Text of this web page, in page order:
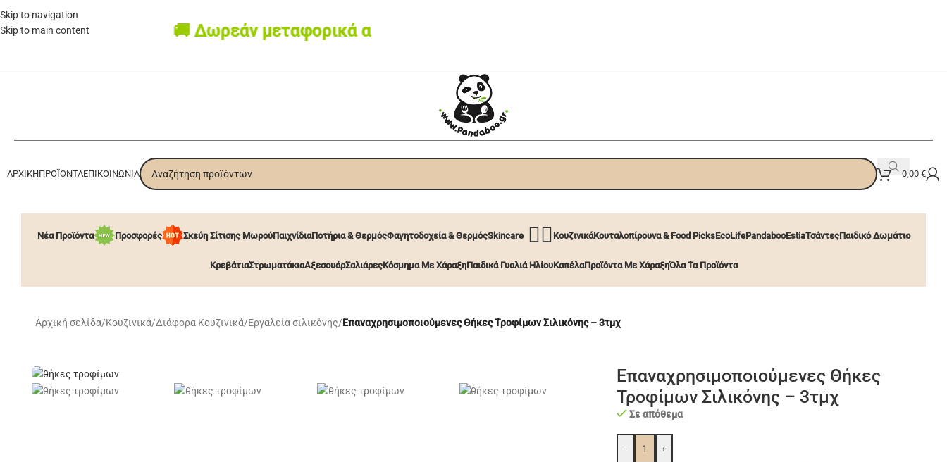
Skip to navigation
Skip to main content
🚚 Δωρεάν μεταφορικά από 60€ • Box now με 2€
ΑΡΧΙΚΉΠΡΟΪΌΝΤΑΕΠΙΚΟΙΝΩΝΊΑ 0,00 €
Νέα Προϊόντα Προσφορές Σκεύη Σίτισης ΜωρούΠαιχνίδιαΠοτήρια & ΘερμόςΦαγητοδοχεία & ΘερμόςSkincare 🧖‍♀️ ΚουζινικάΚουταλοπίρουνα & Food PicksEcoLifePandabooEstiaΤσάντεςΠαιδικό Δωμάτιο
ΚρεβάτιαΣτρωματάκιαΑξεσουάρΣαλιάρεςΚόσμημα Με ΧάραξηΠαιδικά Γυαλιά ΗλίουΚαπέλαΠροϊόντα Με ΧάραξηΌλα Τα Προϊόντα
Αρχική σελίδα/Κουζινικά/Διάφορα Κουζινικά/Εργαλεία σιλικόνης/Επαναχρησιμοποιούμενες Θήκες Τροφίμων Σιλικόνης – 3τμχ
Επαναχρησιμοποιούμενες Θήκες
Τροφίμων Σιλικόνης – 3τμχ
Σε απόθεμα
- +